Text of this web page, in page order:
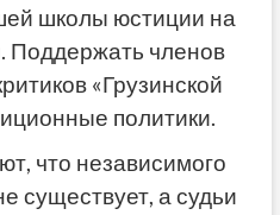
школы юстиции на
Поддержать членов
«Грузинской
политики.
что независимого
существует, а судьи